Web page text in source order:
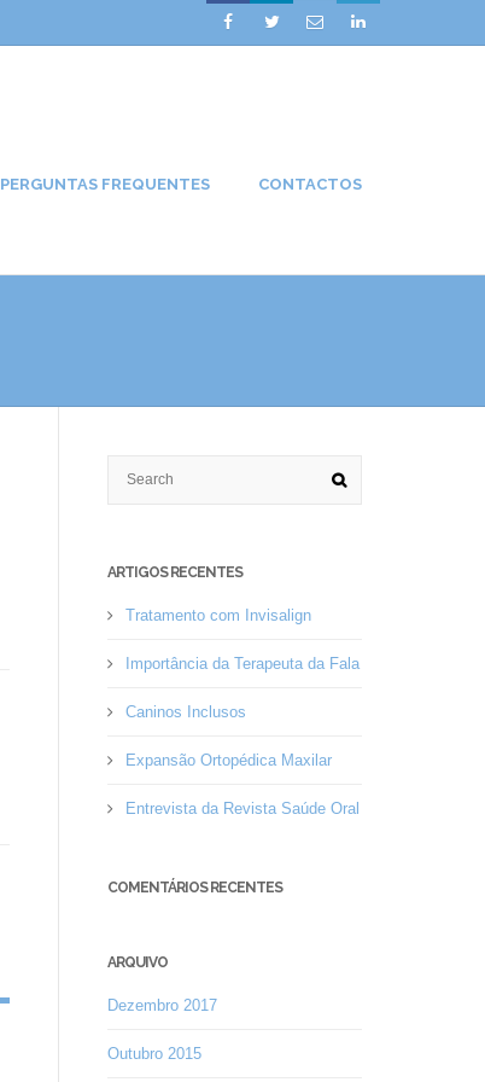
   
PERGUNTAS FREQUENTES CONTACTOS
ARTIGOS RECENTES
Tratamento com Invisalign
Importância da Terapeuta da Fala
Caninos Inclusos
Expansão Ortopédica Maxilar
Entrevista da Revista Saúde Oral
COMENTÁRIOS RECENTES
ARQUIVO
Dezembro 2017
Outubro 2015